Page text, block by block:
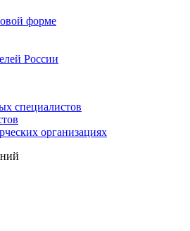
форме
России
специалистов
организациях